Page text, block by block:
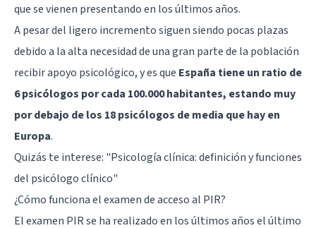
que se vienen presentando en los últimos años.
A pesar del ligero incremento siguen siendo pocas plazas
debido a la alta necesidad de una gran parte de la población
recibir apoyo psicológico, y es que España tiene un ratio de
6 psicólogos por cada 100.000 habitantes, estando muy
por debajo de los 18 psicólogos de media que hay en
Europa.
Quizás te interese: "Psicología clínica: definición y funciones
del psicólogo clínico"
¿Cómo funciona el examen de acceso al PIR?
El examen PIR se ha realizado en los últimos años el último